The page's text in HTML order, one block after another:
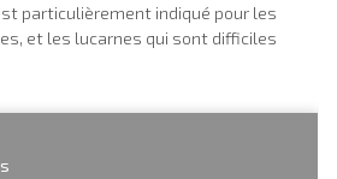
particulièrement indiqué pour les
et les lucarnes qui sont difficiles